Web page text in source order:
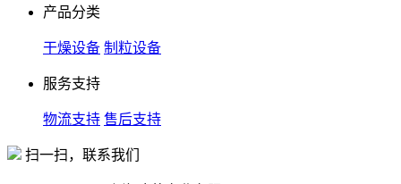
产品分类
干燥设备 制粒设备
服务支持
物流支持 售后支持
扫一扫，联系我们